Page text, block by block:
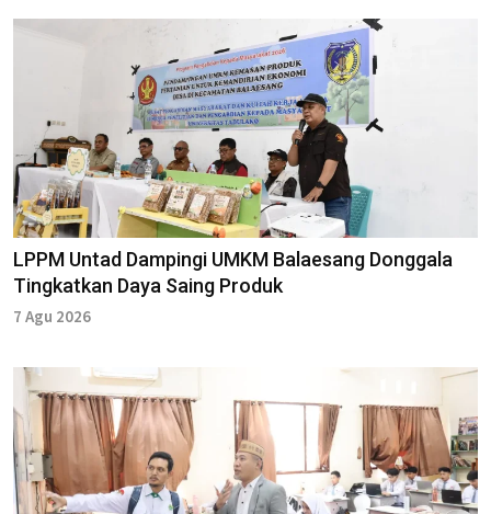
LPPM Untad Dampingi UMKM Balaesang Donggala
Tingkatkan Daya Saing Produk
7 Agu 2026